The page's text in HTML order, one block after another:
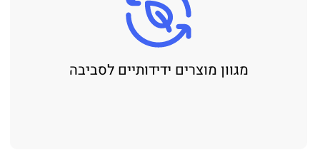
מגוון מוצרים ידידותיים לסביבה